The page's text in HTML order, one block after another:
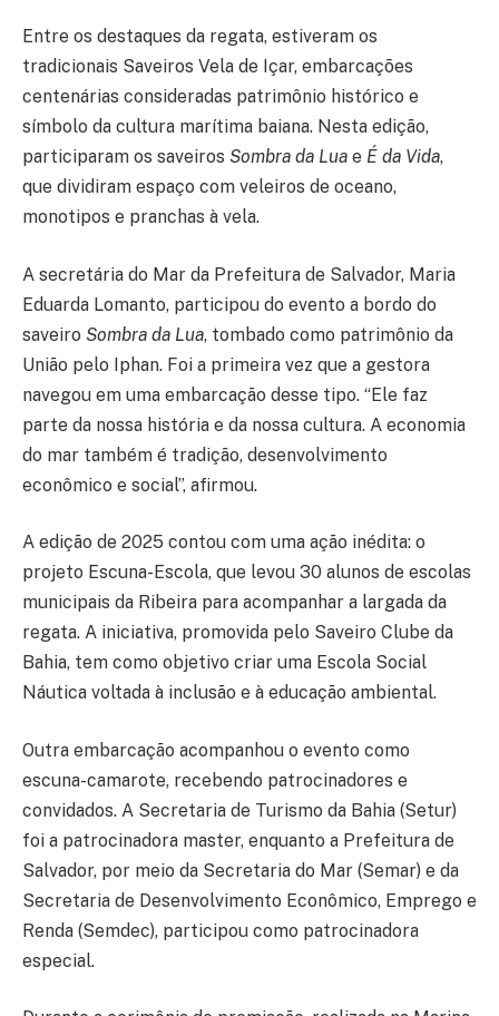
Entre os destaques da regata, estiveram os
tradicionais Saveiros Vela de Içar, embarcações
centenárias consideradas patrimônio histórico e
símbolo da cultura marítima baiana. Nesta edição,
participaram os saveiros Sombra da Lua e É da Vida,
que dividiram espaço com veleiros de oceano,
monotipos e pranchas à vela.
A secretária do Mar da Prefeitura de Salvador, Maria
Eduarda Lomanto, participou do evento a bordo do
saveiro Sombra da Lua, tombado como patrimônio da
União pelo Iphan. Foi a primeira vez que a gestora
navegou em uma embarcação desse tipo. “Ele faz
parte da nossa história e da nossa cultura. A economia
do mar também é tradição, desenvolvimento
econômico e social”, afirmou.
A edição de 2025 contou com uma ação inédita: o
projeto Escuna-Escola, que levou 30 alunos de escolas
municipais da Ribeira para acompanhar a largada da
regata. A iniciativa, promovida pelo Saveiro Clube da
Bahia, tem como objetivo criar uma Escola Social
Náutica voltada à inclusão e à educação ambiental.
Outra embarcação acompanhou o evento como
escuna-camarote, recebendo patrocinadores e
convidados. A Secretaria de Turismo da Bahia (Setur)
foi a patrocinadora master, enquanto a Prefeitura de
Salvador, por meio da Secretaria do Mar (Semar) e da
Secretaria de Desenvolvimento Econômico, Emprego e
Renda (Semdec), participou como patrocinadora
especial.